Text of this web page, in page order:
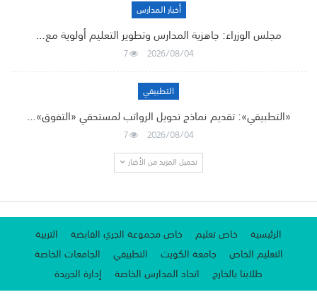
أخبار المدارس
مجلس الوزراء: جاهزية المدارس وتطوير التعليم أولوية مع…
2026/08/04
7
التطبيقي
«التطبيقي»: تقديم نماذج تحويل الرواتب لمستحقي «التفوق»…
2026/08/04
7
تحميل المزيد من الأخبار
الرئيسية خاص تعليم خاص مجموعة الجري القابضة
التربية
التعليم الخاص
جامعة الكويت التطبيقي
الجامعات الخاصة
طلابنا بالخارج
اتحاد المدارس الخاصة إدارة الجريدة